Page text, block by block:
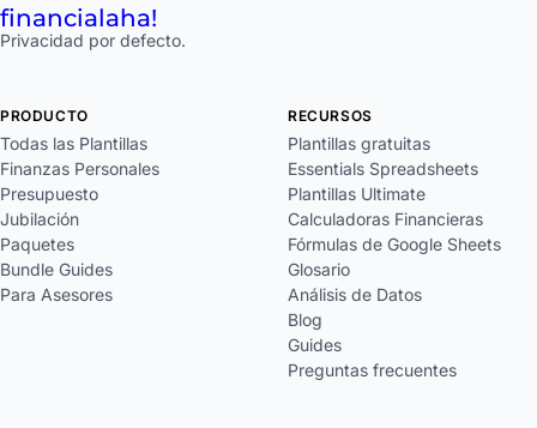
financialaha!
Privacidad por defecto.
PRODUCTO
Todas las Plantillas
Finanzas Personales
Presupuesto
Jubilación
Paquetes
Bundle Guides
Para Asesores
RECURSOS
Plantillas gratuitas
Essentials Spreadsheets
Plantillas Ultimate
Calculadoras Financieras
Fórmulas de Google Sheets
Glosario
Análisis de Datos
Blog
Guides
Preguntas frecuentes